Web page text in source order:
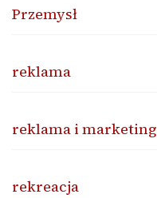
Przemysł
reklama
reklama i marketing
rekreacja